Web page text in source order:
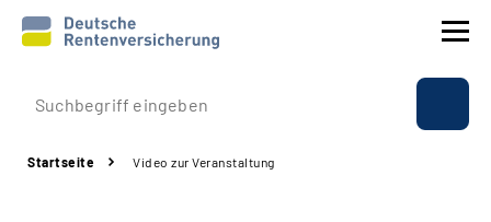
Prävention
Startseite Video zur Veranstaltung